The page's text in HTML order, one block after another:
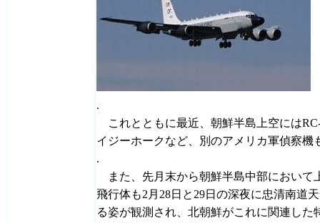
.
これとともに最近、朝鮮半島上空には
イジーホークなど、別のアメリカ軍偵察機
.
また、先月末から朝鮮半島中部において
飛行体も2月28日と29日の深夜に忠清南道
る姿が観測され、北朝鮮がこれに関連し